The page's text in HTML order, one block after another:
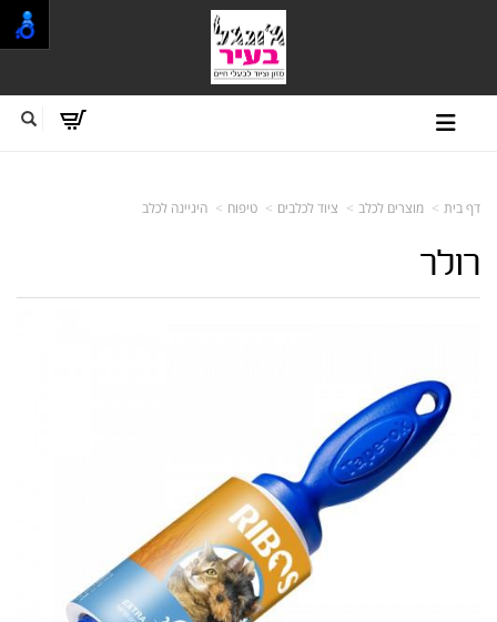
דף בית מוצרים לכלב ציוד לכלבים טיפוח היגיינה לכלב
רולר